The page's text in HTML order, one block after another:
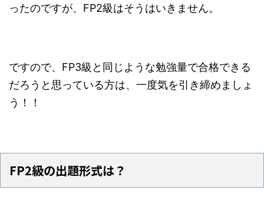
ったのですが、FP2級はそうはいきません。
ですので、FP3級と同じような勉強量で合格できる
だろうと思っている方は、一度気を引き締めましょ
う！！
FP2級の出題形式は？